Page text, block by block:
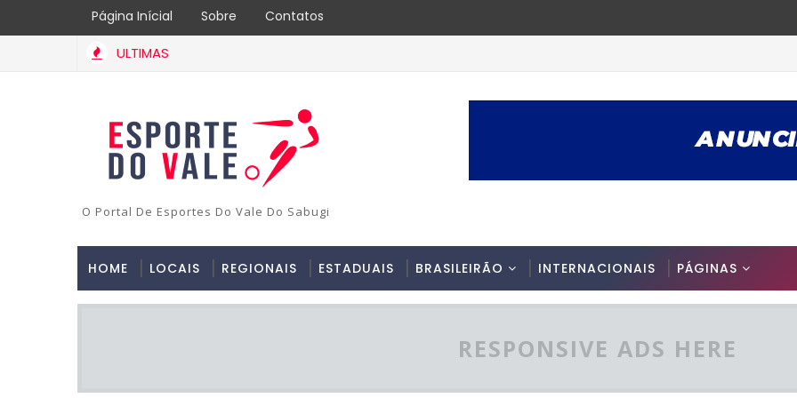
Página Inícial Sobre Contatos
ULTIMAS
O Portal De Esportes Do Vale Do Sabugi
HOME LOCAIS REGIONAIS ESTADUAIS BRASILEIRÃO INTERNACIONAIS PÁGINAS
RESPONSIVE ADS HERE